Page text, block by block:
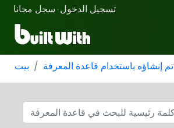
تسجيل الدخول · سجل مجانا
بيت تم إنشاؤه باستخدام قاعدة المعرفة